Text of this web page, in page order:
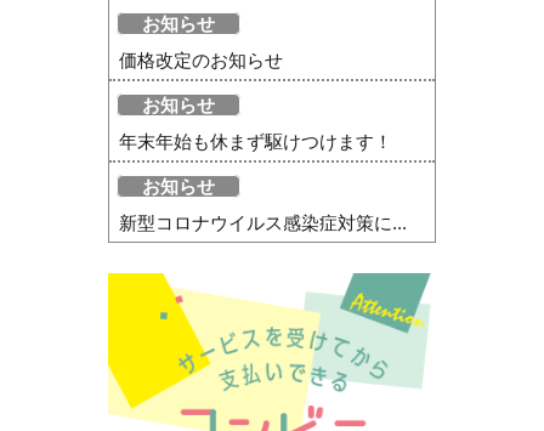
お知らせ
価格改定のお知らせ
お知らせ
年末年始も休まず駆けつけます！
お知らせ
新型コロナウイルス感染症対策に...